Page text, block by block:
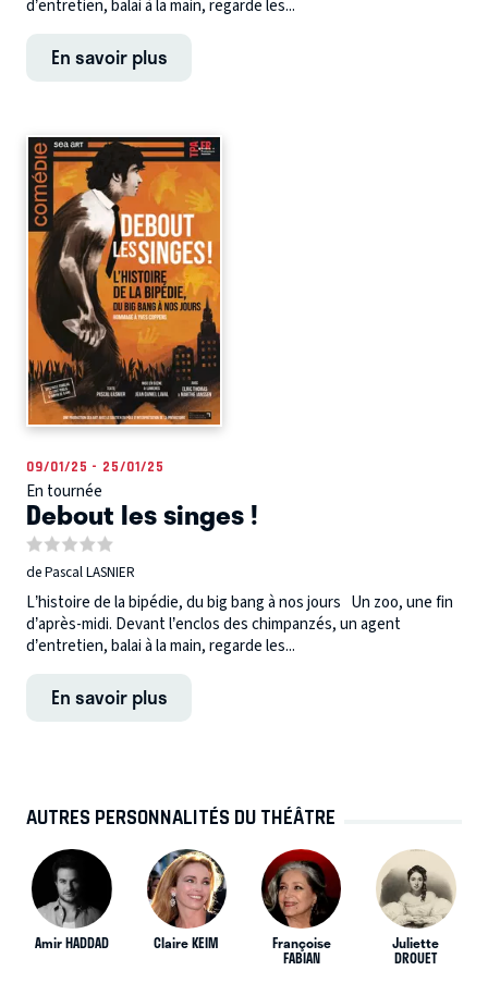
d’entretien, balai à la main, regarde les...
En savoir plus
09/01/25 - 25/01/25
En tournée
Debout les singes !
de Pascal LASNIER
L’histoire de la bipédie, du big bang à nos jours Un zoo, une fin
d’après-midi. Devant l’enclos des chimpanzés, un agent
d’entretien, balai à la main, regarde les...
En savoir plus
AUTRES PERSONNALITÉS DU THÉÂTRE
Amir HADDAD Claire KEIM Françoise
FABIAN
Juliette
DROUET